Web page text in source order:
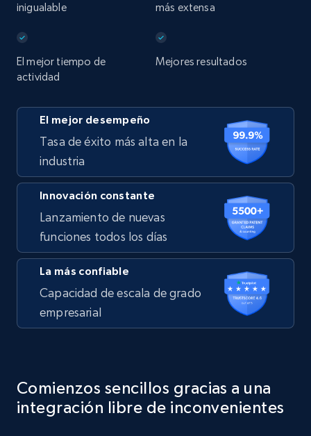
inigualable
más extensa
El mejor tiempo de
actividad
Mejores resultados
El mejor desempeño
Tasa de éxito más alta en la
industria
Innovación constante
Lanzamiento de nuevas
funciones todos los días
La más confiable
Capacidad de escala de grado
empresarial
Comienzos sencillos gracias a una
integración libre de inconvenientes